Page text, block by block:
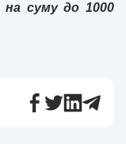
на суму до 1000